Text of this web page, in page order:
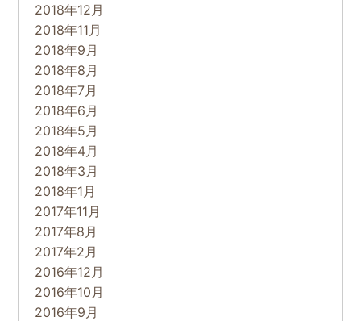
2018年12月
2018年11月
2018年9月
2018年8月
2018年7月
2018年6月
2018年5月
2018年4月
2018年3月
2018年1月
2017年11月
2017年8月
2017年2月
2016年12月
2016年10月
2016年9月